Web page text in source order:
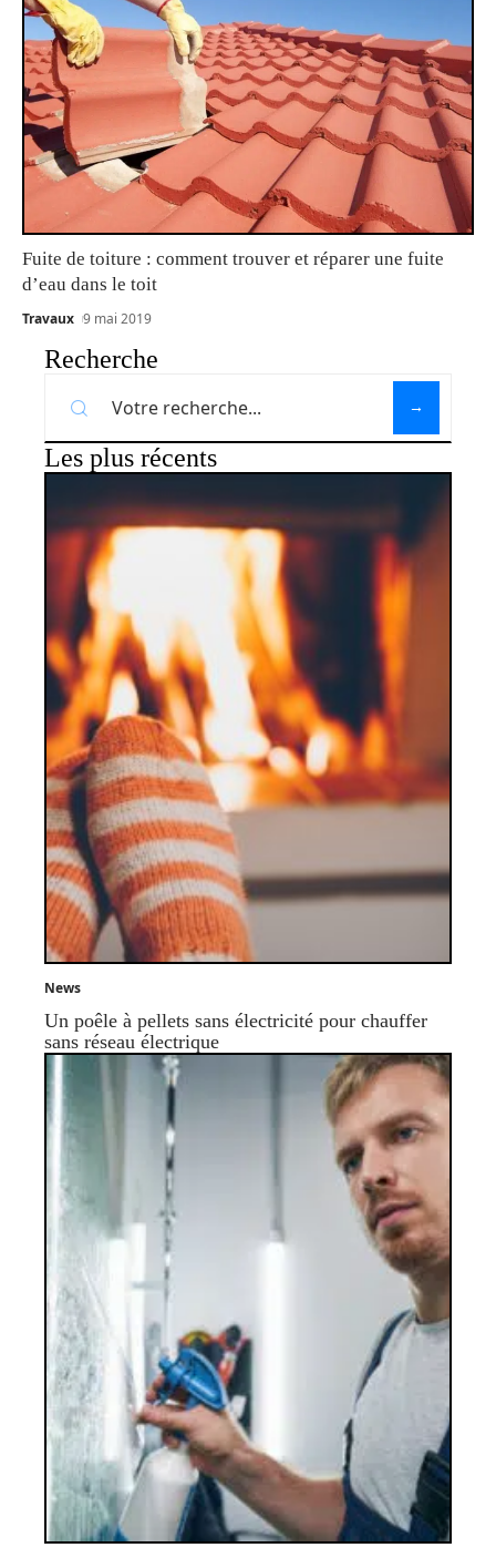
Fuite de toiture : comment trouver et réparer une fuite
d’eau dans le toit
Travaux 9 mai 2019
Recherche
Les plus récents
News
Un poêle à pellets sans électricité pour chauffer
sans réseau électrique